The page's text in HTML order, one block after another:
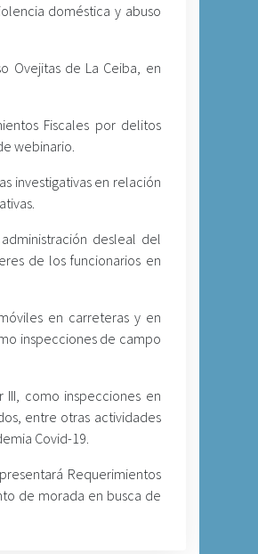
doméstica y abuso
Ovejitas de La Ceiba, en
Fiscales por delitos
webinario.
investigativas en relación
desleal del
de los funcionarios en
en carreteras y en
inspecciones de campo
como inspecciones en
entre otras actividades
Covid-19.
Requerimientos
de morada en busca de